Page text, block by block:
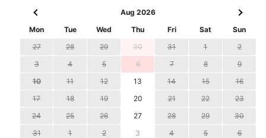
Aug 2026
Mon
Tue Wed Thu Fri Sat
Sun
27
28 29 30 31 1
2
3
4 5 6 7 8
9
10
11 12 13 14 15
16
17
18 19 20 21 22
23
24
25 26 27 28 29
30
31
1 2 3 4 5 6